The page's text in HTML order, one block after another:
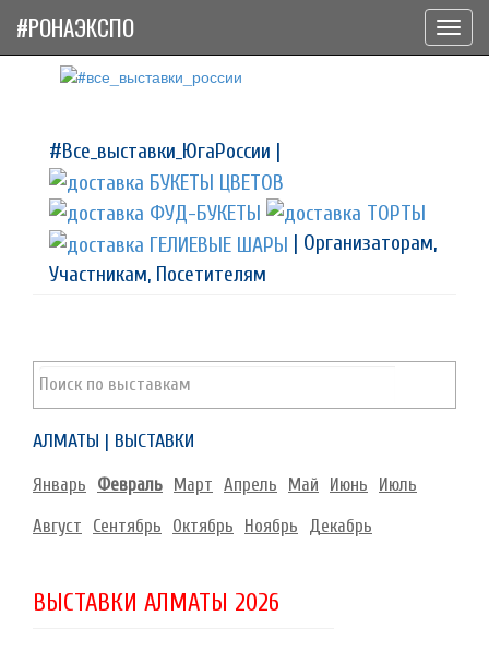
#Все_выставки_ЮгаРоссии |
| Организаторам,
Участникам, Посетителям
АЛМАТЫ | ВЫСТАВКИ
Январь Февраль Март Апрель Май Июнь Июль
Август Сентябрь Октябрь Ноябрь Декабрь
ВЫСТАВКИ АЛМАТЫ 2026
#РОНАЭКСПО